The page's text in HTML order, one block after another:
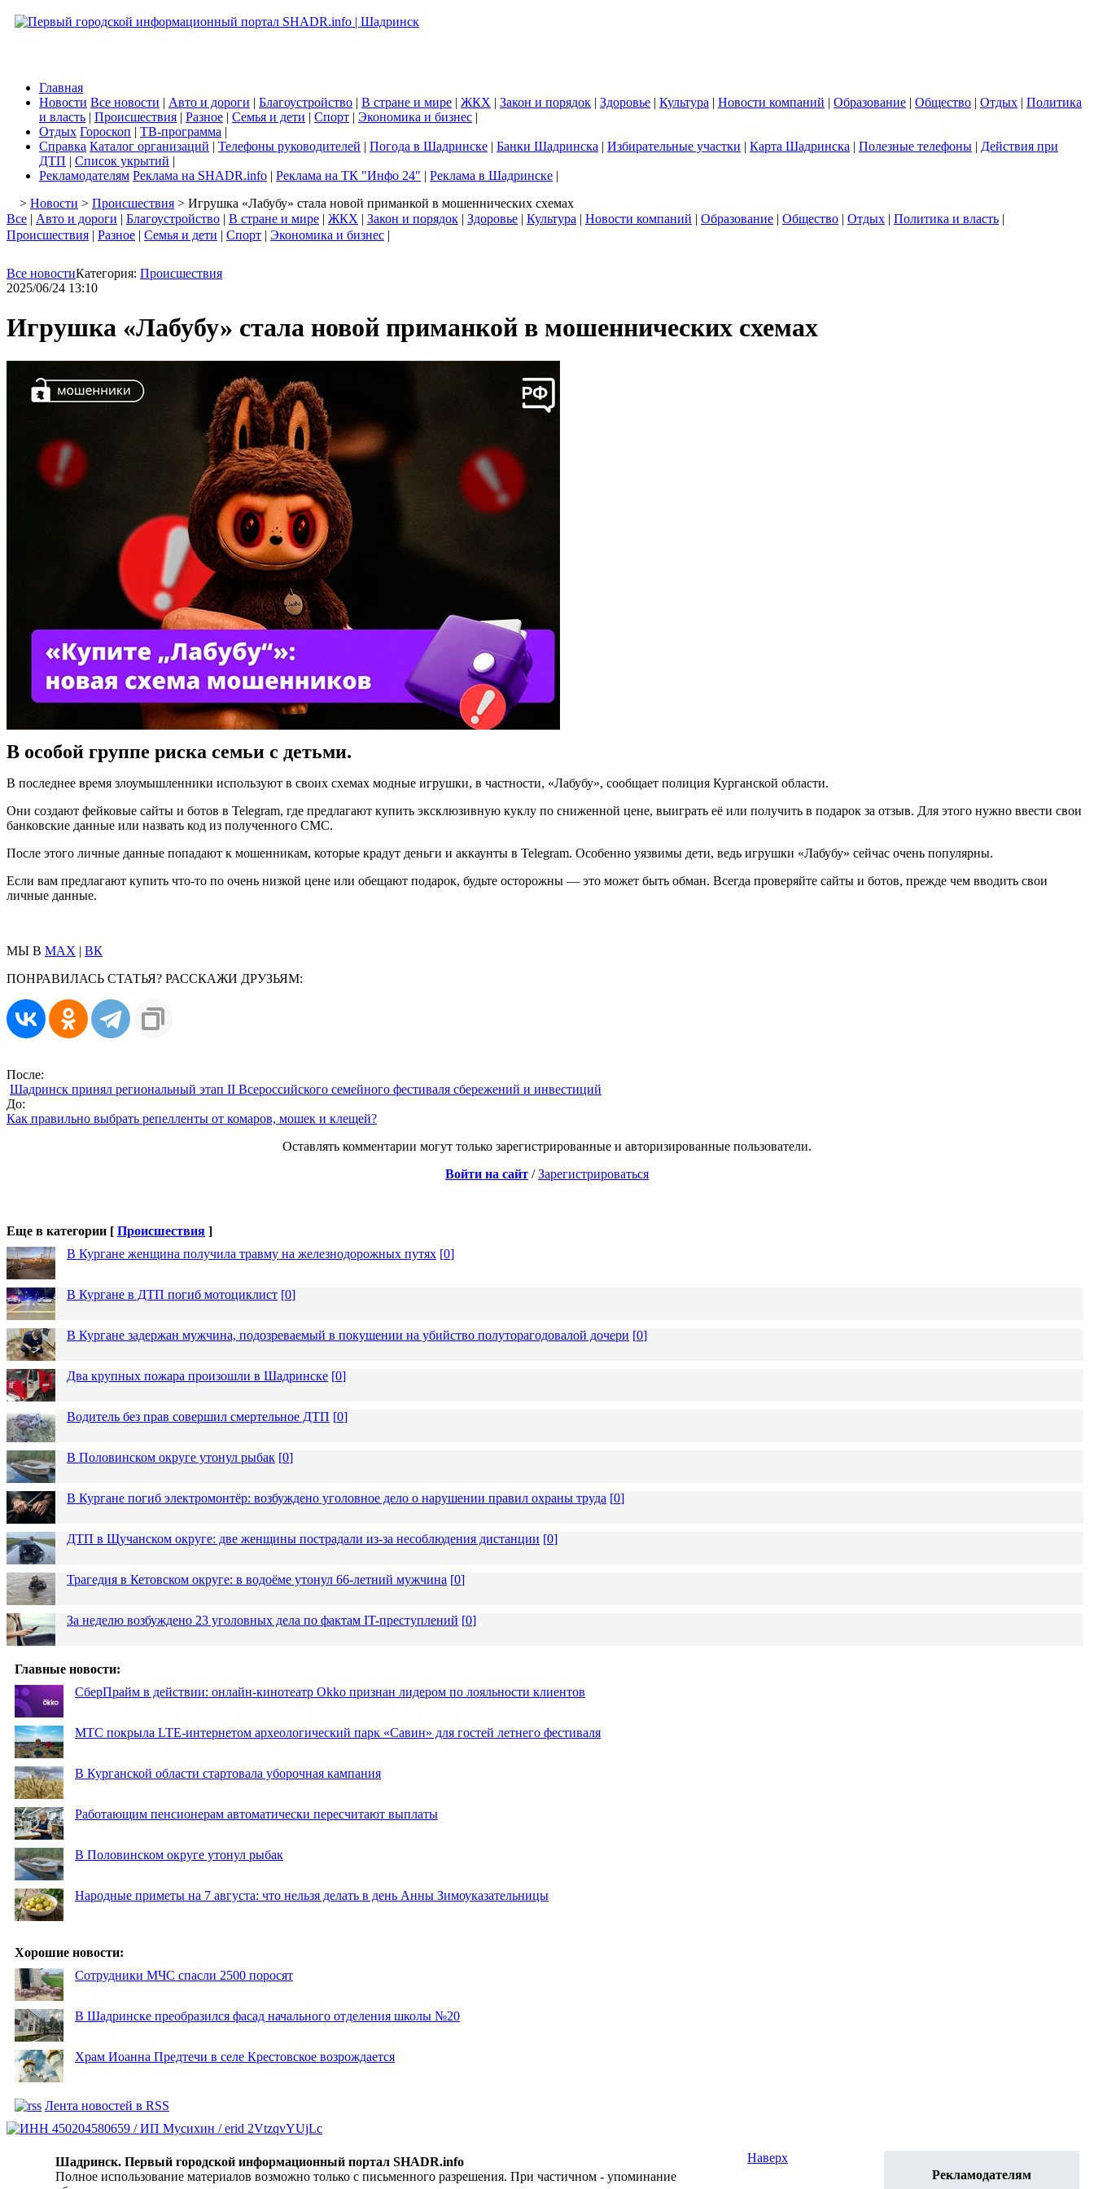
Главная
Новости Все новости | Авто и дороги | Благоустройство | В стране и мире | ЖКХ | Закон и порядок | Здоровье | Культура | Новости компаний | Образование | Общество | Отдых | Политика
и власть | Происшествия | Разное | Семья и дети | Спорт | Экономика и бизнес |
Отдых Гороскоп | ТВ-программа |
Справка Каталог организаций | Телефоны руководителей | Погода в Шадринске | Банки Шадринска | Избирательные участки | Карта Шадринска | Полезные телефоны | Действия при
ДТП | Список укрытий |
Рекламодателям Реклама на SHADR.info | Реклама на ТК "Инфо 24" | Реклама в Шадринске |
> Новости > Происшествия > Игрушка «Лабубу» стала новой приманкой в мошеннических схемах
Все | Авто и дороги | Благоустройство | В стране и мире | ЖКХ | Закон и порядок | Здоровье | Культура | Новости компаний | Образование | Общество | Отдых | Политика и власть |
Происшествия | Разное | Семья и дети | Спорт | Экономика и бизнес |
Все новостиКатегория: Происшествия
2025/06/24 13:10
Игрушка «Лабубу» стала новой приманкой в мошеннических схемах
В особой группе риска семьи с детьми.
В последнее время злоумышленники используют в своих схемах модные игрушки, в частности, «Лабубу», сообщает полиция Курганской области.
Они создают фейковые сайты и ботов в Telegram, где предлагают купить эксклюзивную куклу по сниженной цене, выиграть её или получить в подарок за отзыв. Для этого нужно ввести свои
банковские данные или назвать код из полученного СМС.
После этого личные данные попадают к мошенникам, которые крадут деньги и аккаунты в Telegram. Особенно уязвимы дети, ведь игрушки «Лабубу» сейчас очень популярны.
Если вам предлагают купить что-то по очень низкой цене или обещают подарок, будьте осторожны — это может быть обман. Всегда проверяйте сайты и ботов, прежде чем вводить свои
личные данные.
МЫ В MAX | ВК
ПОНРАВИЛАСЬ СТАТЬЯ? РАССКАЖИ ДРУЗЬЯМ:
После:
Шадринск принял региональный этап II Всероссийского семейного фестиваля сбережений и инвестиций
До:
Как правильно выбрать репелленты от комаров, мошек и клещей?
Оставлять комментарии могут только зарегистрированные и авторизированные пользователи.
Войти на сайт /Зарегистрироваться
Еще в категории [ Происшествия ]
В Кургане женщина получила травму на железнодорожных путях [0]
В Кургане в ДТП погиб мотоциклист [0]
В Кургане задержан мужчина, подозреваемый в покушении на убийство полуторагодовалой дочери [0]
Два крупных пожара произошли в Шадринске [0]
Водитель без прав совершил смертельное ДТП [0]
В Половинском округе утонул рыбак [0]
В Кургане погиб электромонтёр: возбуждено уголовное дело о нарушении правил охраны труда [0]
ДТП в Щучанском округе: две женщины пострадали из-за несоблюдения дистанции [0]
Трагедия в Кетовском округе: в водоёме утонул 66-летний мужчина [0]
За неделю возбуждено 23 уголовных дела по фактам IT-преступлений [0]
Главные новости:
СберПрайм в действии: онлайн-кинотеатр Okko признан лидером по лояльности клиентов
МТС покрыла LTE-интернетом археологический парк «Савин» для гостей летнего фестиваля
В Курганской области стартовала уборочная кампания
Работающим пенсионерам автоматически пересчитают выплаты
В Половинском округе утонул рыбак
Народные приметы на 7 августа: что нельзя делать в день Анны Зимоуказательницы
Хорошие новости:
Сотрудники МЧС спасли 2500 поросят
В Шадринске преобразился фасад начального отделения школы №20
Храм Иоанна Предтечи в селе Крестовское возрождается
Лента новостей в RSS
Шадринск. Первый городской информационный портал SHADR.info
Полное использование материалов возможно только с письменного разрешения. При частичном - упоминание
Рекламодателям
Наверх